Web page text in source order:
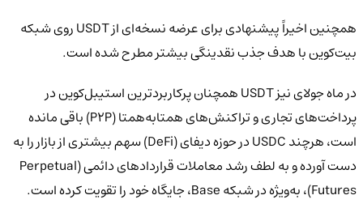
همچنین اخیراً پیشنهادی برای عرضه نسخه‌ای از USDT روی شبکه
بیت‌کوین با هدف جذب نقدینگی بیشتر مطرح شده است.
در ماه جولای نیز USDT همچنان پرکاربردترین استیبل‌کوین در
پرداخت‌های تجاری و تراکنش‌های همتابه‌همتا (P2P) باقی مانده
است، هرچند USDC در حوزه دیفای (DeFi) سهم بیشتری از بازار را به
دست آورده و به لطف رشد معاملات قراردادهای دائمی (Perpetual
Futures)، به‌ویژه در شبکه Base، جایگاه خود را تقویت کرده است.